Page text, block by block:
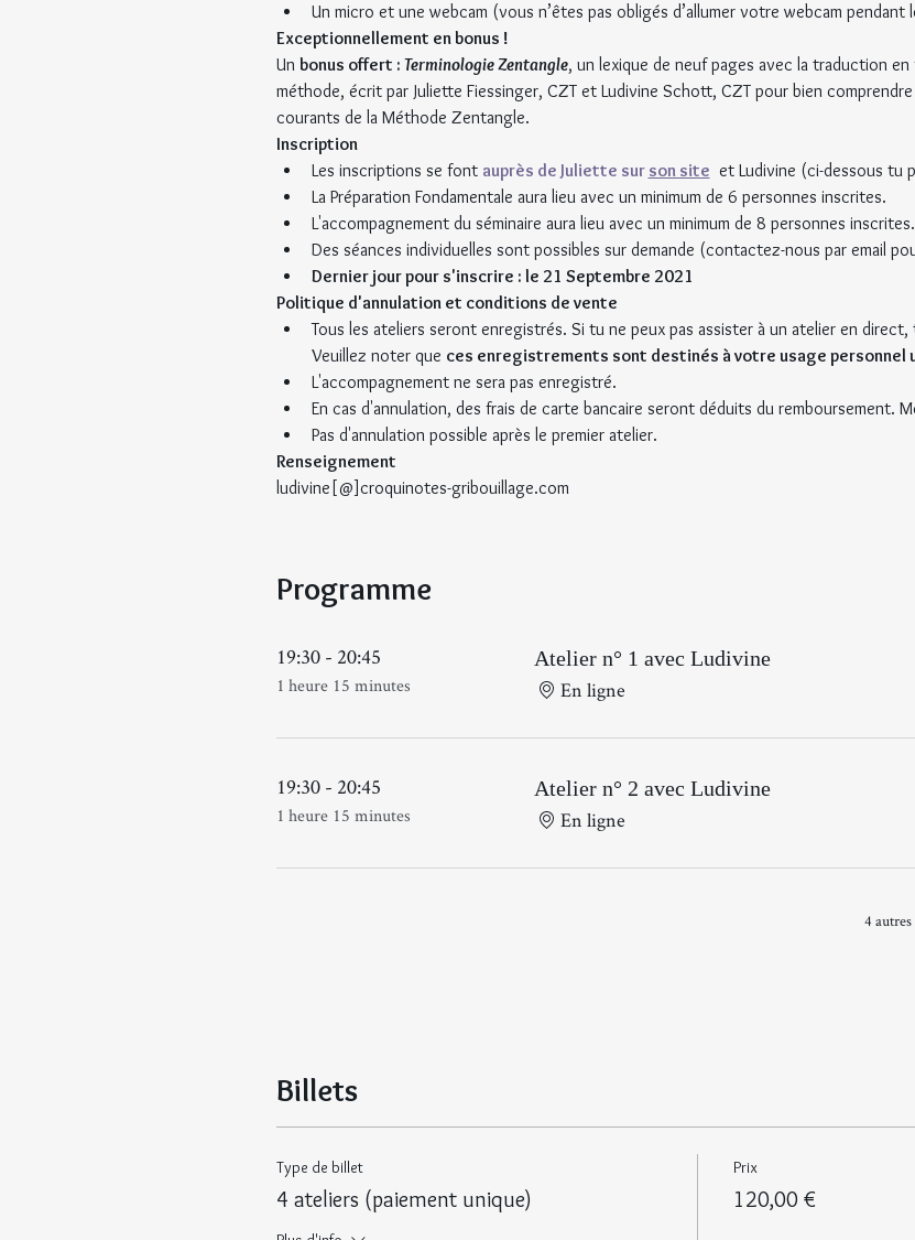
Un micro et une webcam (vous n’êtes pas obligés d’allumer votre webcam pendant
Exceptionnellement en bonus !
Un bonus offert : Terminologie Zentangle, un lexique de neuf pages avec la traduction
méthode, écrit par Juliette Fiessinger, CZT et Ludivine Schott, CZT pour bien
courants de la Méthode Zentangle.
Inscription
Les inscriptions se font auprès de Juliette sur son site et Ludivine (ci-dessous tu
La Préparation Fondamentale aura lieu avec un minimum de 6 personnes inscrites.
L'accompagnement du séminaire aura lieu avec un minimum de 8 personnes inscrites.
Des séances individuelles sont possibles sur demande (contactez-nous par email
Dernier jour pour s'inscrire : le 21 Septembre 2021
Politique d'annulation et conditions de vente
Tous les ateliers seront enregistrés. Si tu ne peux pas assister à un atelier en
Veuillez noter que ces enregistrements sont destinés à votre usage personnel
L'accompagnement ne sera pas enregistré.
En cas d'annulation, des frais de carte bancaire seront déduits du remboursement.
Pas d'annulation possible après le premier atelier.
Renseignement
ludivine[@]croquinotes-gribouillage.com
Programme
19:30 - 20:45
1 heure 15 minutes
Atelier n° 1 avec Ludivine
En ligne
19:30 - 20:45
1 heure 15 minutes
Atelier n° 2 avec Ludivine
En ligne
4
Billets
Type de billet
4 ateliers (paiement unique)
Prix
120,00 €